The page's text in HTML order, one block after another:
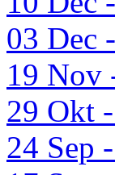
03 Dec
19 Nov
29 Okt
24 Sep